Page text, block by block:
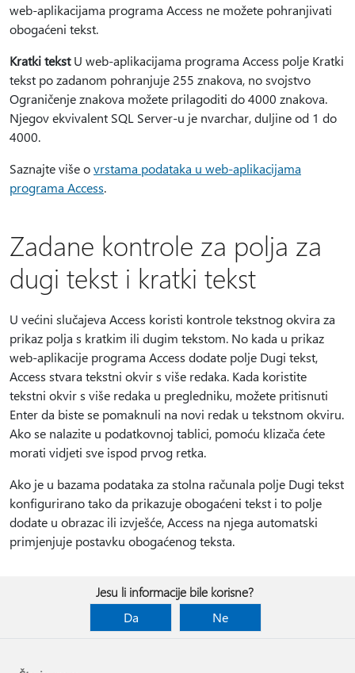
web-aplikacijama programa Access ne možete pohranjivati
obogaćeni tekst.
Kratki tekstU web-aplikacijama programa Access polje Kratki
tekst po zadanom pohranjuje 255 znakova, no svojstvo
Ograničenje znakova možete prilagoditi do 4000 znakova.
Njegov ekvivalent SQL Server-u je nvarchar, duljine od 1 do
4000.
Saznajte više ovrstama podataka u web-aplikacijama
programa Access.
Zadane kontrole za polja za
dugi tekst i kratki tekst
U većini slučajeva Access koristi kontrole tekstnog okvira za
prikaz polja s kratkim ili dugim tekstom. No kada u prikaz
web-aplikacije programa Access dodate polje Dugi tekst,
Access stvara tekstni okvir s više redaka. Kada koristite
tekstni okvir s više redaka u pregledniku, možete pritisnuti
Enter da biste se pomaknuli na novi redak u tekstnom okviru.
Ako se nalazite u podatkovnoj tablici, pomoću klizača ćete
morati vidjeti sve ispod prvog retka.
Ako je u bazama podataka za stolna računala polje Dugi tekst
konfigurirano tako da prikazuje obogaćeni tekst i to polje
dodate u obrazac ili izvješće, Access na njega automatski
primjenjuje postavku obogaćenog teksta.
Jesu li informacije bile korisne?
Da
Ne